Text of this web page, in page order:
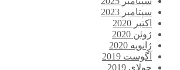
سپتامبر 2023
اکتبر 2020
ژوئن 2020
ژانویه 2020
آگوست 2019
جولای 2019